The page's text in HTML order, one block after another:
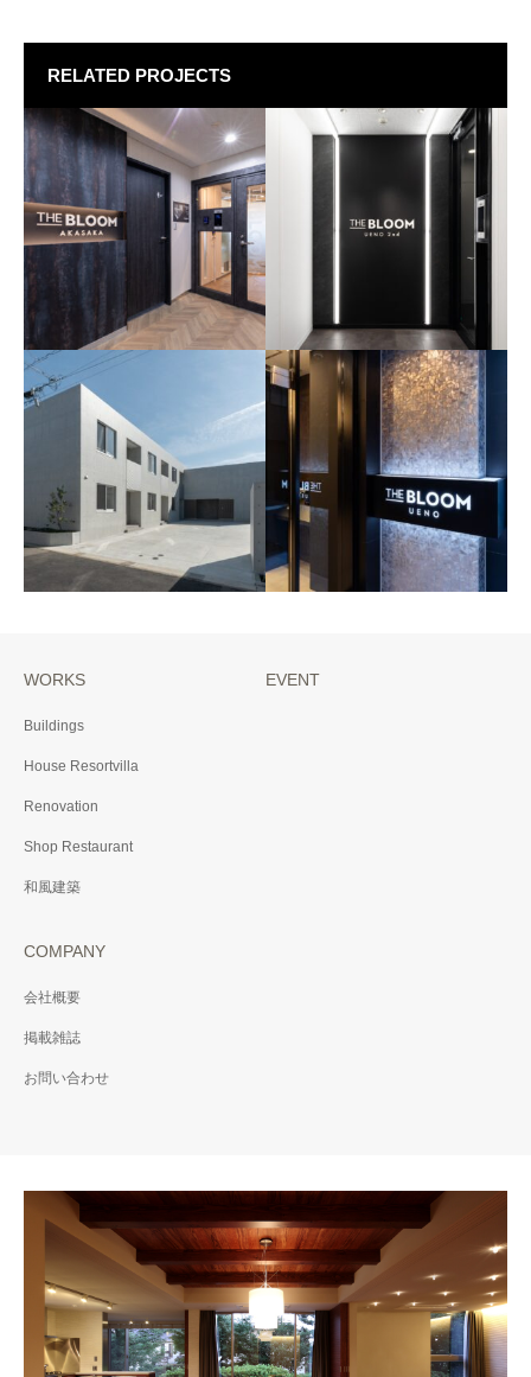
RELATED PROJECTS
THE BLOOM AKASAKA
2025年 東京都港区
THE BLOOM UENO2
2025年 東京都台東区
WORKS
Buildings
House Resortvilla
Renovation
Shop Restaurant
和風建築
EVENT
COMPANY
会社概要
掲載雑誌
お問い合わせ